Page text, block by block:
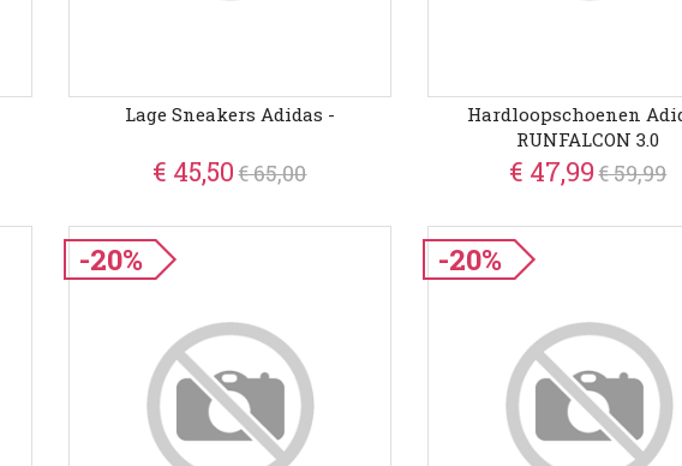
Lage Sneakers Adidas -
€ 45,50€ 65,00
Hardloopschoenen
RUNFALCON 3.0
€ 47,99€ 59,99
-20% -20%